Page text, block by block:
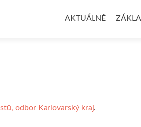
AKTUÁLNĚ
odbor Karlovarský kraj.